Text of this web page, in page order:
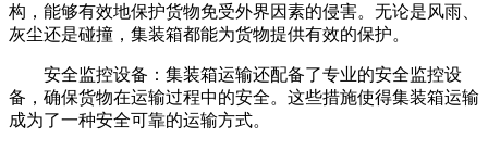
构，能够有效地保护货物免受外界因素的侵害。无论是风雨、
灰尘还是碰撞，集装箱都能为货物提供有效的保护。
安全监控设备：集装箱运输还配备了专业的安全监控设
备，确保货物在运输过程中的安全。这些措施使得集装箱运输
成为了一种安全可靠的运输方式。